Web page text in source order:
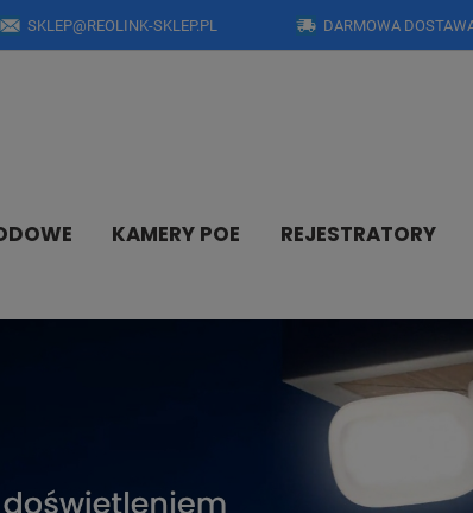
DARMOWA
SKLEP@REOLINK-SKLEP.PL
KAMERY POE REJESTRATORY